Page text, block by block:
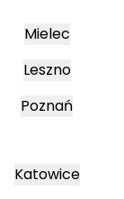
Mielec
Leszno
Poznań
Katowice